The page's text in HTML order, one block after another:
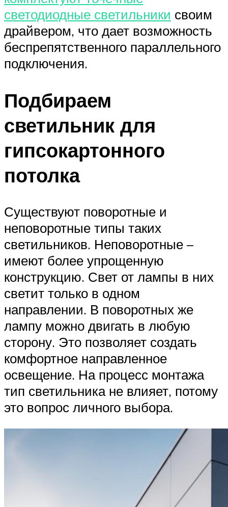
светодиодные светильники своим
драйвером, что дает возможность
беспрепятственного параллельного
подключения.
Подбираем
светильник для
гипсокартонного
потолка
Существуют поворотные и
неповоротные типы таких
светильников. Неповоротные –
имеют более упрощенную
конструкцию. Свет от лампы в них
светит только в одном
направлении. В поворотных же
лампу можно двигать в любую
сторону. Это позволяет создать
комфортное направленное
освещение. На процесс монтажа
тип светильника не влияет, потому
это вопрос личного выбора.